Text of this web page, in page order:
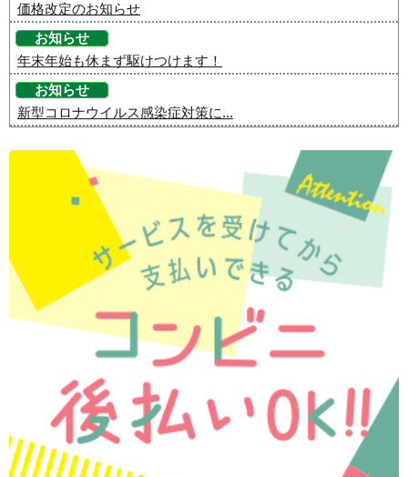
価格改定のお知らせ
お知らせ
年末年始も休まず駆けつけます！
お知らせ
新型コロナウイルス感染症対策に...